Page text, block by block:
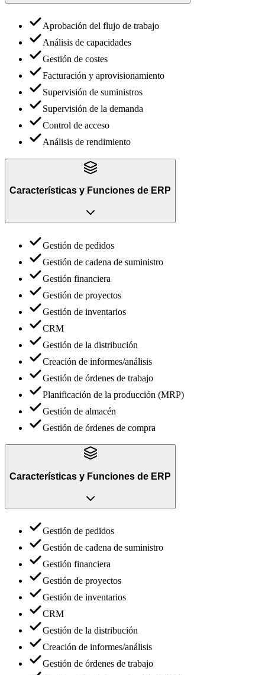
Aprobación del flujo de trabajo
Análisis de capacidades
Gestión de costes
Facturación y aprovisionamiento
Supervisión de suministros
Supervisión de la demanda
Control de acceso
Análisis de rendimiento
Características y Funciones de ERP
Gestión de pedidos
Gestión de cadena de suministro
Gestión financiera
Gestión de proyectos
Gestión de inventarios
CRM
Gestión de la distribución
Creación de informes/análisis
Gestión de órdenes de trabajo
Planificación de la producción (MRP)
Gestión de almacén
Gestión de órdenes de compra
Características y Funciones de ERP
Gestión de pedidos
Gestión de cadena de suministro
Gestión financiera
Gestión de proyectos
Gestión de inventarios
CRM
Gestión de la distribución
Creación de informes/análisis
Gestión de órdenes de trabajo